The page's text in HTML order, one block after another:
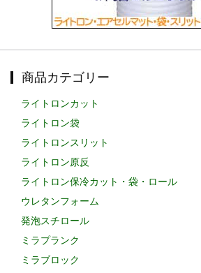
商品カテゴリー
ライトロンカット
ライトロン袋
ライトロンスリット
ライトロン原反
ライトロン保冷カット・袋・ロール
ウレタンフォーム
発泡スチロール
ミラプランク
ミラブロック